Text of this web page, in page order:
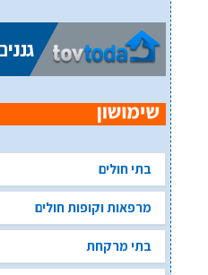
בתי חולים
מרפאות וקופות חולים
בתי מרקחת